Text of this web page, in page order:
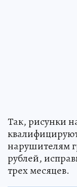
Так, рисунки
нарушителям
рублей,
трех месяцев.